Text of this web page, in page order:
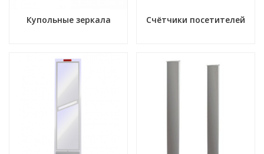
Купольные зеркала Счётчики посетителей